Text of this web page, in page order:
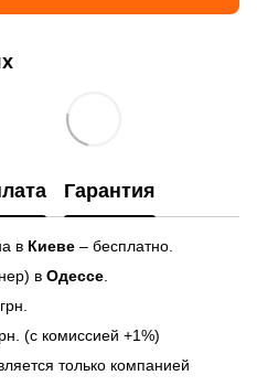
Гарантия
в Киеве – бесплатно.
в Одессе
(с комиссией +1%)
только компанией